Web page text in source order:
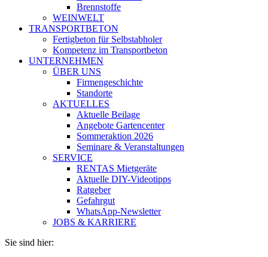
Brennstoffe
WEINWELT
TRANSPORTBETON
Fertigbeton für Selbstabholer
Kompetenz im Transportbeton
UNTERNEHMEN
ÜBER UNS
Firmengeschichte
Standorte
AKTUELLES
Aktuelle Beilage
Angebote Gartencenter
Sommeraktion 2026
Seminare & Veranstaltungen
SERVICE
RENTAS Mietgeräte
Aktuelle DIY-Videotipps
Ratgeber
Gefahrgut
WhatsApp-Newsletter
JOBS & KARRIERE
Sie sind hier: